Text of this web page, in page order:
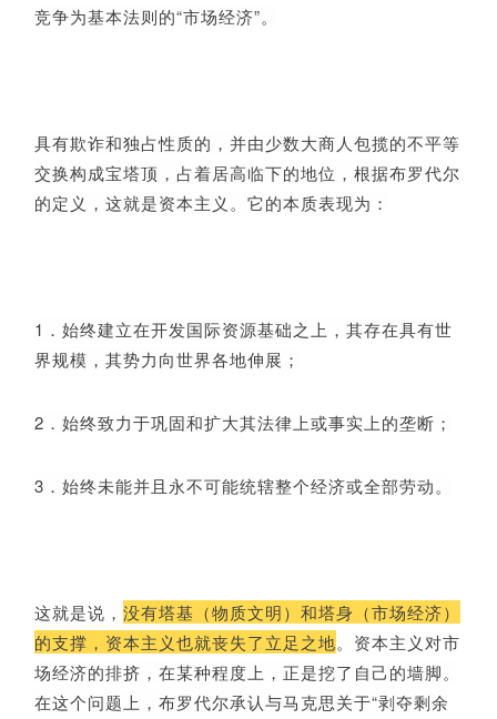
竞争为基本法则的“市场经济”。
具有欺诈和独占性质的，并由少数大商人包揽的不平等
交换构成宝塔顶，占着居高临下的地位，根据布罗代尔
的定义，这就是资本主义。它的本质表现为：
1．始终建立在开发国际资源基础之上，其存在具有世
界规模，其势力向世界各地伸展；
2．始终致力于巩固和扩大其法律上或事实上的垄断；
3．始终未能并且永不可能统辖整个经济或全部劳动。
这就是说， 没有塔基（物质文明）和塔身（市场经济）
的支撑，资本主义也就丧失了立足之地。 资本主义对市
场经济的排挤，在某种程度上，正是挖了自己的墙脚。
在这个问题上，布罗代尔承认与马克思关于“剥夺剩余